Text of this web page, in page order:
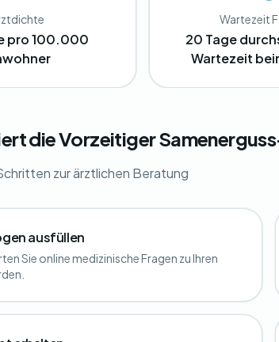
pro 100.000
Wartezeit
20 Tage
Wartezeit
die Vorzeitiger
zur ärztlichen Beratung
ausfüllen
Sie online medizinische Fragen zu Ihren